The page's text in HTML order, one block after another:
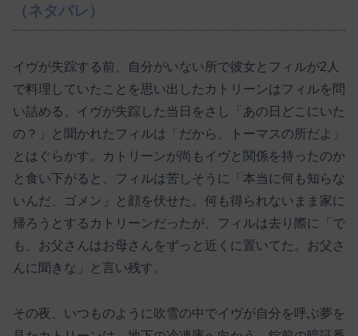
（ネタバレ）
イヴが失踪する前、自分がいない所で彼女とフィルが2人
で料理していたことを思い出したカトリーンはフィルを問
い詰める。イヴが失踪した当日をさし「あの日どこにいた
の？」と聞かれたフィルは「だから、トーマスの所だよ」
とはぐらかす。カトリーンが尚もイヴと関係を持ったのか
と食い下がると、フィルは苦しそうに「本当に何も知らな
いんだ、ゴメン」と顔を伏せた。何も得られないまま家に
帰ろうとするカトリーンだったが、フィルは去り際に「で
も、お父さんはお母さんをずっと近くに置いてた。お父さ
んに聞きな」と言い残す。
その夜、いつものように吹雪の中でイヴが自分を呼ぶ夢を